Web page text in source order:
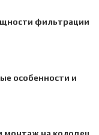
фильтрации
особенности и